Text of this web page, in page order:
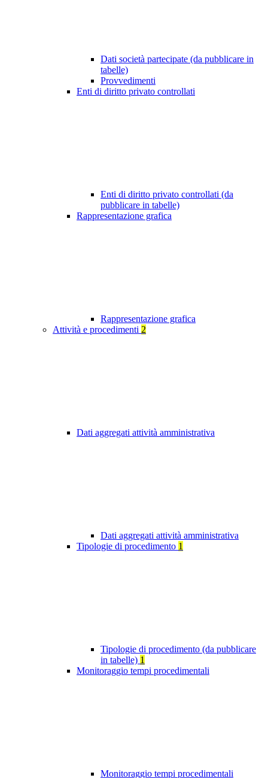
Dati società partecipate (da pubblicare in
tabelle)
Provvedimenti
Enti di diritto privato controllati
Enti di diritto privato controllati (da
pubblicare in tabelle)
Rappresentazione grafica
Rappresentazione grafica
Attività e procedimenti 2
Dati aggregati attività amministrativa
Dati aggregati attività amministrativa
Tipologie di procedimento 1
Tipologie di procedimento (da pubblicare
in tabelle) 1
Monitoraggio tempi procedimentali
Monitoraggio tempi procedimentali